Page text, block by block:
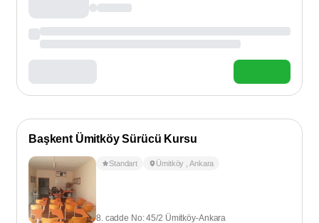
Başkent Ümitköy Sürücü Kursu
Standart Ümitköy ,Ankara
8. cadde No: 45/2 Ümitköy-Ankara